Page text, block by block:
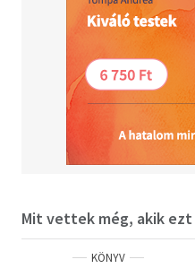
"A kapcsolatok soha nem
dolgokat nyújtanak.
csak akarsz - szexuális
beszélgetést, anyagi
kedvességet vagy hűséget
választanod. Hármat -
szerencséd van. A többit
filmekben van olyan, hogy
mindezt megkapod. De ez
leélni az életedet, aztán a
Ez a valóságos élet."
HANYA YANAGIHARA New
Mit vettek még, akik
KÖNYV